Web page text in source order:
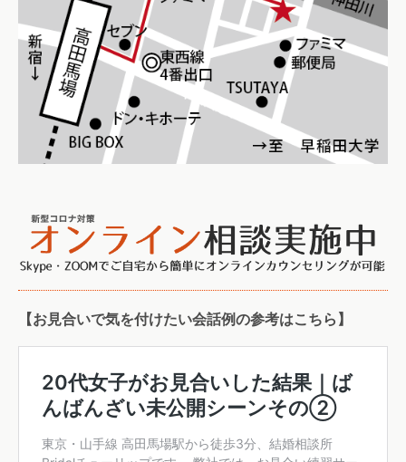
【お見合いで気を付けたい会話例の参考はこちら】